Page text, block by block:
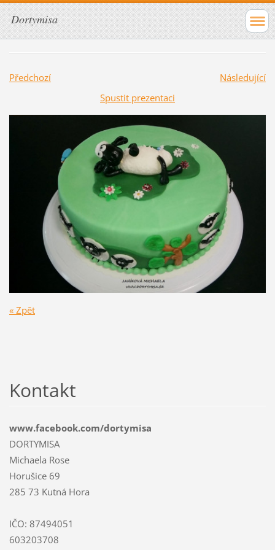
Dortymisa
Předchozí
Následující
Spustit prezentaci
« Zpět
Kontakt
www.facebook.com/dortymisa
DORTYMISA
Michaela Rose
Horušice 69
285 73 Kutná Hora
IČO: 87494051
603203708